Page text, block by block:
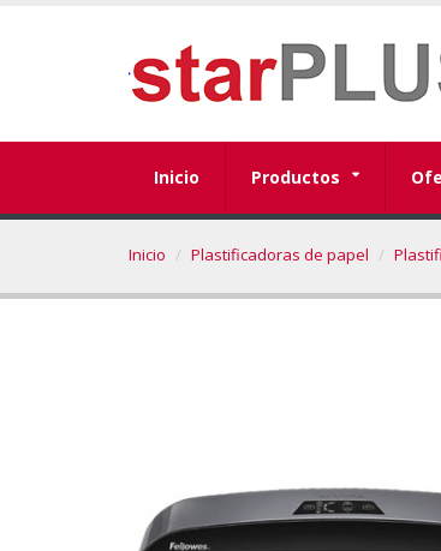
Inicio Productos
Inicio Plastificadoras de papel